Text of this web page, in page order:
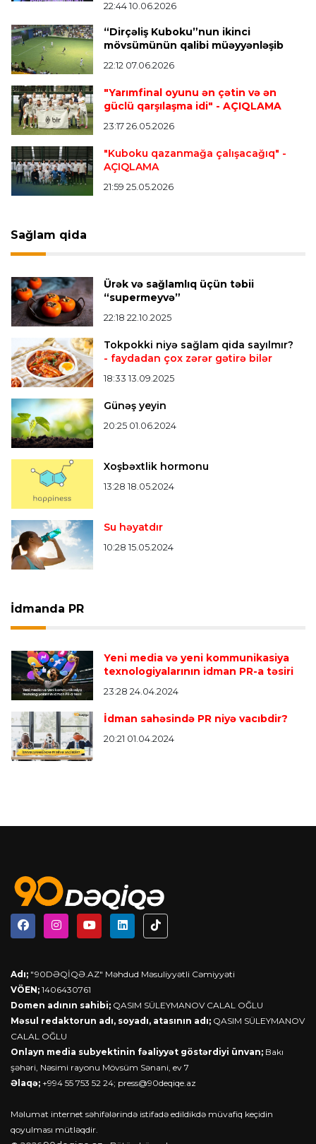
Transfer 22:57 07.08.2026
"Qranada" Zinəddin Zidanın oğlu ilə yollarını
ayırdı
Transfer 22:54 07.08.2026
"Mançester Siti" argentinalı qapıçını transfer
edir
Offside 19:46 07.08.2026
bürünc medalın sahibi müəyyənləşdi
Misli Premyer liqa 16:52 07.08.2026
"Zirə" Namik Ələskərovla yollarını ayırdı
Bütün xəbərlər >>>
22:44 10.06.2026
“Dirçəliş Kuboku”nun ikinci
mövsümünün qalibi müəyyənləşib
22:12 07.06.2026
"Yarımfinal oyunu ən çətin və ən
güclü qarşılaşma idi" - AÇIQLAMA
23:17 26.05.2026
"Kuboku qazanmağa çalışacağıq" -
AÇIQLAMA
21:59 25.05.2026
Sağlam qida
Ürək və sağlamlıq üçün təbii
“supermeyvə”
22:18 22.10.2025
Tokpokki niyə sağlam qida sayılmır?
- faydadan çox zərər gətirə bilər
18:33 13.09.2025
Günəş yeyin
20:25 01.06.2024
Xoşbəxtlik hormonu
13:28 18.05.2024
Su həyatdır
10:28 15.05.2024
İdmanda PR
Yeni media və yeni kommunikasiya
texnologiyalarının idman PR-a təsiri
23:28 24.04.2024
İdman sahəsində PR niyə vacıbdir?
20:21 01.04.2024
Adı; "90DƏQİQƏ.AZ" Məhdud Məsuliyyətli Cəmiyyəti
VÖEN; 1406430761
Domen adının sahibi; QASIM SÜLEYMANOV CALAL OĞLU
Məsul redaktorun adı, soyadı, atasının adı; QASIM SÜLEYMANOV
CALAL OĞLU
Onlayn media subyektinin fəaliyyət göstərdiyi ünvan; Bakı
şəhəri, Nəsimi rayonu Mövsüm Sənani, ev 7
Əlaqə; +994 55 753 52 24; press@90deqiqe.az
Məlumat internet səhifələrində istifadə edildikdə müvafiq keçidin
qoyulması mütləqdir.